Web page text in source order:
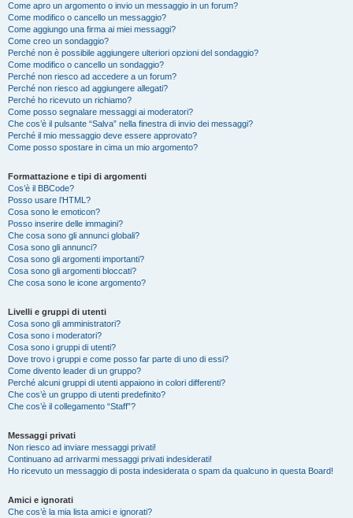
Come apro un argomento o invio un messaggio in un forum?
Come modifico o cancello un messaggio?
Come aggiungo una firma ai miei messaggi?
Come creo un sondaggio?
Perché non è possibile aggiungere ulteriori opzioni del sondaggio?
Come modifico o cancello un sondaggio?
Perché non riesco ad accedere a un forum?
Perché non riesco ad aggiungere allegati?
Perché ho ricevuto un richiamo?
Come posso segnalare messaggi ai moderatori?
Che cos’è il pulsante “Salva” nella finestra di invio dei messaggi?
Perché il mio messaggio deve essere approvato?
Come posso spostare in cima un mio argomento?
Formattazione e tipi di argomenti
Cos’è il BBCode?
Posso usare l’HTML?
Cosa sono le emoticon?
Posso inserire delle immagini?
Che cosa sono gli annunci globali?
Cosa sono gli annunci?
Cosa sono gli argomenti importanti?
Cosa sono gli argomenti bloccati?
Che cosa sono le icone argomento?
Livelli e gruppi di utenti
Cosa sono gli amministratori?
Cosa sono i moderatori?
Cosa sono i gruppi di utenti?
Dove trovo i gruppi e come posso far parte di uno di essi?
Come divento leader di un gruppo?
Perché alcuni gruppi di utenti appaiono in colori differenti?
Che cos’è un gruppo di utenti predefinito?
Che cos’è il collegamento “Staff”?
Messaggi privati
Non riesco ad inviare messaggi privati!
Continuano ad arrivarmi messaggi privati indesiderati!
Ho ricevuto un messaggio di posta indesiderata o spam da qualcuno in questa Board!
Amici e ignorati
Che cos’è la mia lista amici e ignorati?